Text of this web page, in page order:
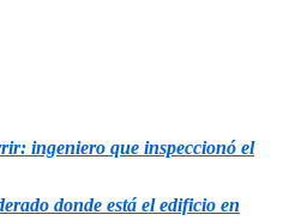
ingeniero que inspeccionó el
donde está el edificio en